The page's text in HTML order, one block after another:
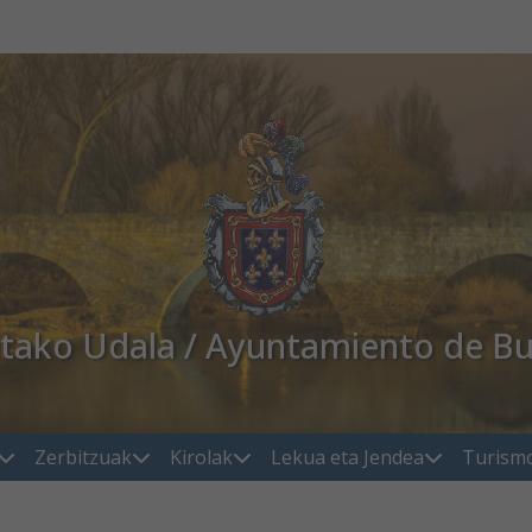
Udala / Ayuntamiento de
Zerbitzuak Kirolak Lekua eta Jendea